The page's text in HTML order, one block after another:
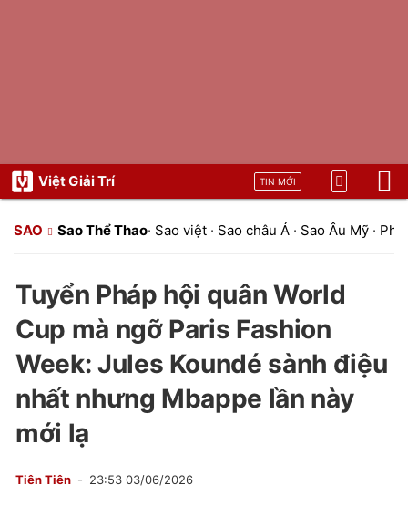
Việt Giải Trí TIN MỚI
SAO Sao Thể Thao· Sao việt · Sao châu Á · Sao Âu Mỹ ·
Tuyển Pháp hội quân World
Cup mà ngỡ Paris Fashion
Week: Jules Koundé sành điệu
nhất nhưng Mbappe lần này
mới lạ
Tiên Tiên 23:53 03/06/2026